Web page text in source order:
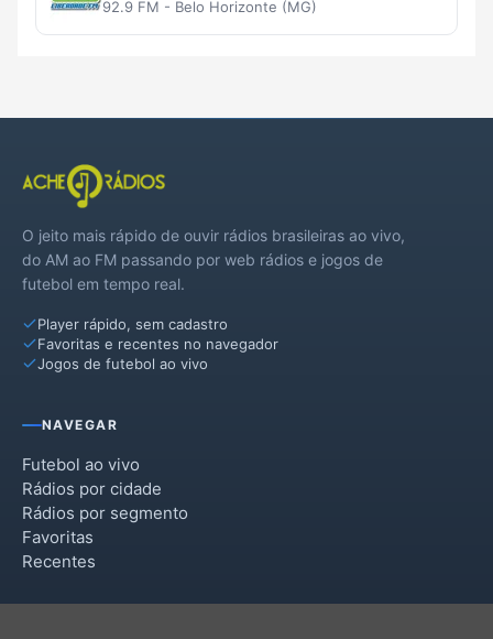
92.9 FM - Belo Horizonte (MG)
O jeito mais rápido de ouvir rádios brasileiras ao vivo,
do AM ao FM passando por web rádios e jogos de
futebol em tempo real.
Player rápido, sem cadastro
Favoritas e recentes no navegador
Jogos de futebol ao vivo
NAVEGAR
Futebol ao vivo
Rádios por cidade
Rádios por segmento
Favoritas
Recentes